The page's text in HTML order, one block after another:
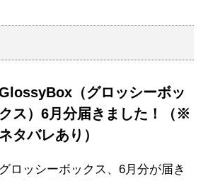
（グロッシーボッ
クス）6月分届きました！（※
ネタバレあり）
グロッシーボックス、6月分が届き